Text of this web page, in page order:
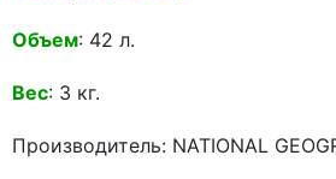
Объем: 42 л.
Вес: 3 кг.
Производитель: NATIONAL